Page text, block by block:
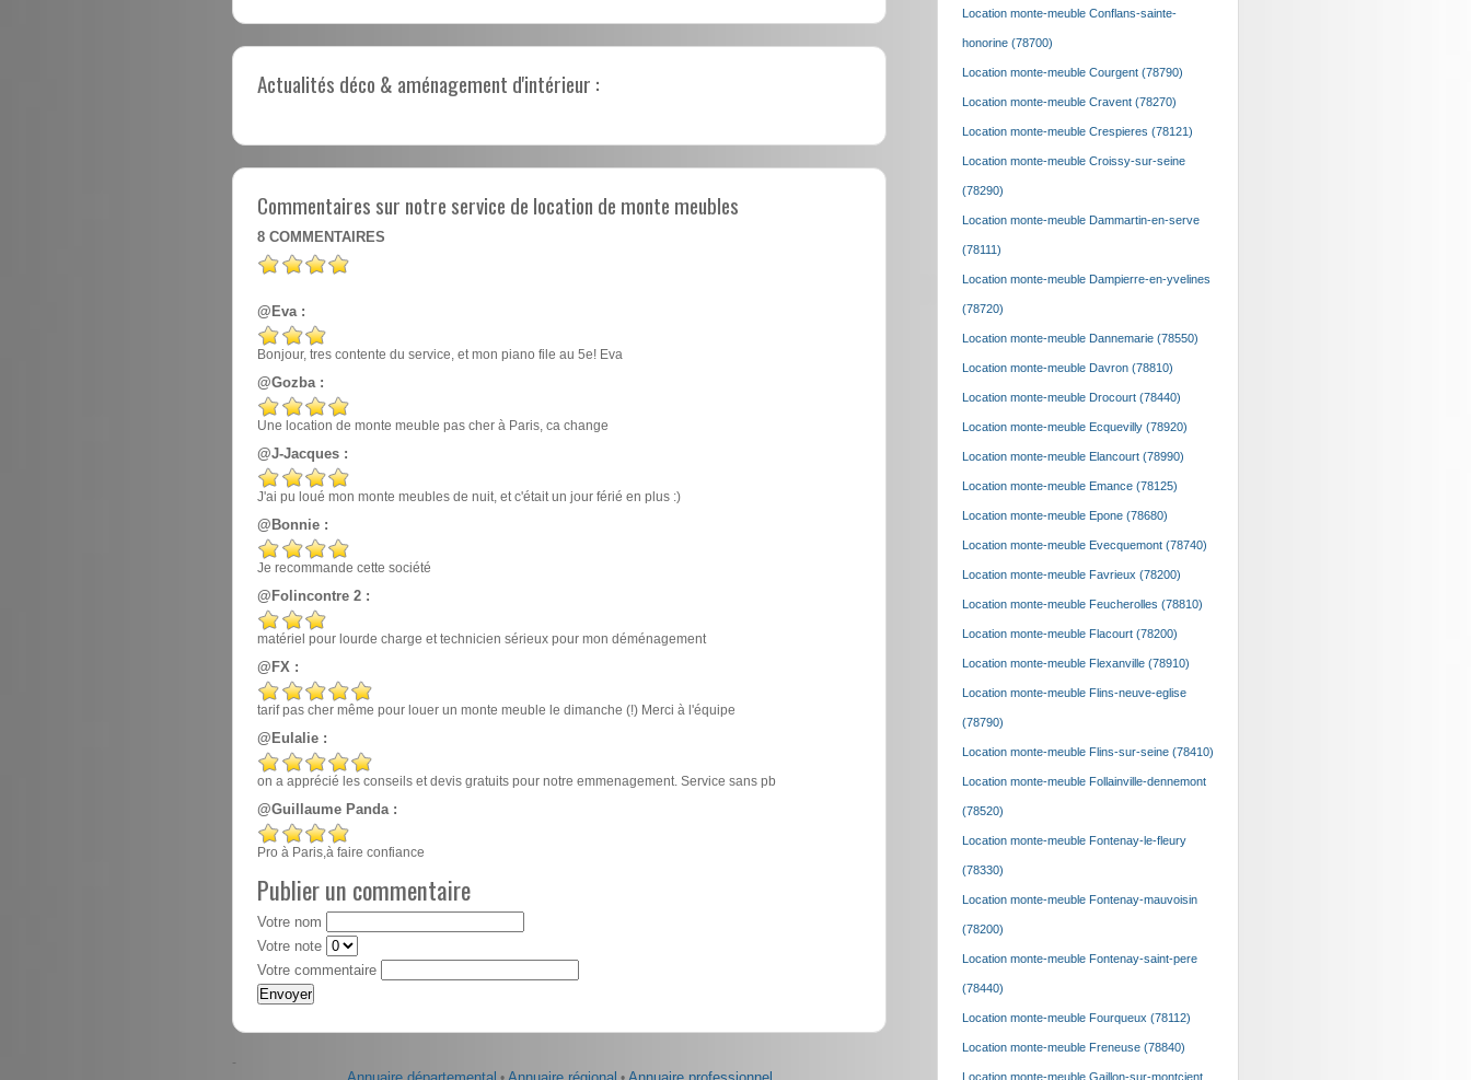
Actualités déco & aménagement d'intérieur :
Commentaires sur notre service de location de monte meubles
8 COMMENTAIRES
@Eva :
Bonjour, tres contente du service, et mon piano file au 5e! Eva
@Gozba :
Une location de monte meuble pas cher à Paris, ca change
@J-Jacques :
J'ai pu loué mon monte meubles de nuit, et c'était un jour férié en plus :)
@Bonnie :
Je recommande cette société
@Folincontre 2 :
matériel pour lourde charge et technicien sérieux pour mon déménagement
@FX :
tarif pas cher même pour louer un monte meuble le dimanche (!) Merci à l'équipe
@Eulalie :
on a apprécié les conseils et devis gratuits pour notre emmenagement. Service sans pb
@Guillaume Panda :
Pro à Paris,à faire confiance
Publier un commentaire
Votre nom
Votre note
Votre commentaire
-
Location monte-meuble Conflans-sainte-
honorine (78700)
Location monte-meuble Courgent (78790)
Location monte-meuble Cravent (78270)
Location monte-meuble Crespieres (78121)
Location monte-meuble Croissy-sur-seine
(78290)
Location monte-meuble Dammartin-en-serve
(78111)
Location monte-meuble Dampierre-en-yvelines
(78720)
Location monte-meuble Dannemarie (78550)
Location monte-meuble Davron (78810)
Location monte-meuble Drocourt (78440)
Location monte-meuble Ecquevilly (78920)
Location monte-meuble Elancourt (78990)
Location monte-meuble Emance (78125)
Location monte-meuble Epone (78680)
Location monte-meuble Evecquemont (78740)
Location monte-meuble Favrieux (78200)
Location monte-meuble Feucherolles (78810)
Location monte-meuble Flacourt (78200)
Location monte-meuble Flexanville (78910)
Location monte-meuble Flins-neuve-eglise
(78790)
Location monte-meuble Flins-sur-seine (78410)
Location monte-meuble Follainville-dennemont
(78520)
Location monte-meuble Fontenay-le-fleury
(78330)
Location monte-meuble Fontenay-mauvoisin
(78200)
Location monte-meuble Fontenay-saint-pere
(78440)
Location monte-meuble Fourqueux (78112)
Location monte-meuble Freneuse (78840)
Location monte-meuble Gaillon-sur-montcient